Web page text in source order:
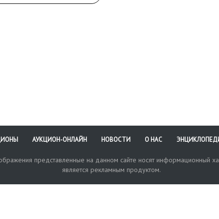
АУКЦИОН-ОНЛАЙН НОВОСТИ О НАС
представленные на данном сайте носят информационный
является рекламным продуктом.